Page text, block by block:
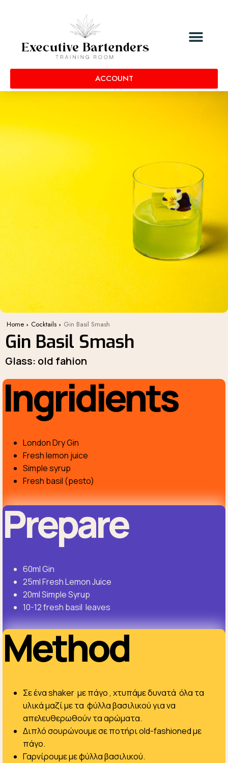
ACCOUNT
Home Cocktails Gin Basil Smash
Gin Basil Smash
Glass: old fahion
Ingridients
London Dry Gin
Fresh lemon juice
Simple syrup
Fresh basil (pesto)
Prepare
60ml Gin
25ml Fresh Lemon Juice
20ml Simple Syrup
10-12 fresh basil leaves
Method
Σε ένα shaker με πάγο , χτυπάμε δυνατά όλα τα
υλικά μαζί με τα φύλλα βασιλικού για να
απελευθερωθούν τα αρώματα.
Διπλό σουρώνουμε σε ποτήρι old-fashioned με
πάγο.
Γαρνίρουμε με φύλλα βασιλικού.